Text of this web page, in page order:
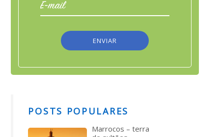
POSTS POPULARES
Marrocos – terra